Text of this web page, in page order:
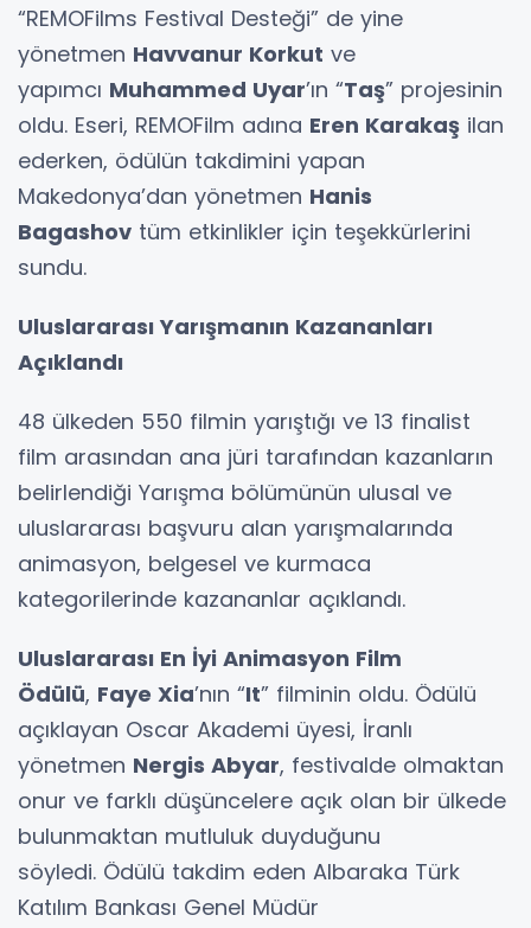
“REMOFilms Festival Desteği” de yine
yönetmen Havvanur Korkut ve
yapımcı Muhammed Uyar’ın “Taş” projesinin
oldu. Eseri, REMOFilm adına Eren Karakaş ilan
ederken, ödülün takdimini yapan
Makedonya’dan yönetmen Hanis
Bagashov tüm etkinlikler için teşekkürlerini
sundu.
Uluslararası Yarışmanın Kazananları
Açıklandı
48 ülkeden 550 filmin yarıştığı ve 13 finalist
film arasından ana jüri tarafından kazanların
belirlendiği Yarışma bölümünün ulusal ve
uluslararası başvuru alan yarışmalarında
animasyon, belgesel ve kurmaca
kategorilerinde kazananlar açıklandı.
Uluslararası En İyi Animasyon Film
Ödülü, Faye Xia’nın “It” filminin oldu. Ödülü
açıklayan Oscar Akademi üyesi, İranlı
yönetmen Nergis Abyar, festivalde olmaktan
onur ve farklı düşüncelere açık olan bir ülkede
bulunmaktan mutluluk duyduğunu
söyledi. Ödülü takdim eden Albaraka Türk
Katılım Bankası Genel Müdür